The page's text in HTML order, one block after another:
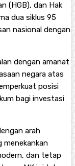
(HGB), dan Hak
dua siklus 95
nasional dengan
dengan amanat
negara atas
posisi
bagi investasi
arah
menekankan
dan tetap